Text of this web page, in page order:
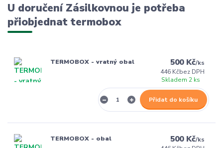
U doručení Zásilkovnou je potřeba
přiobjednat termobox
TERMOBOX - vratný obal 500 Kč/ks
446 Kčbez DPH
Skladem 2 ks
Přidat do košíku
TERMOBOX - obal 500 Kč/ks